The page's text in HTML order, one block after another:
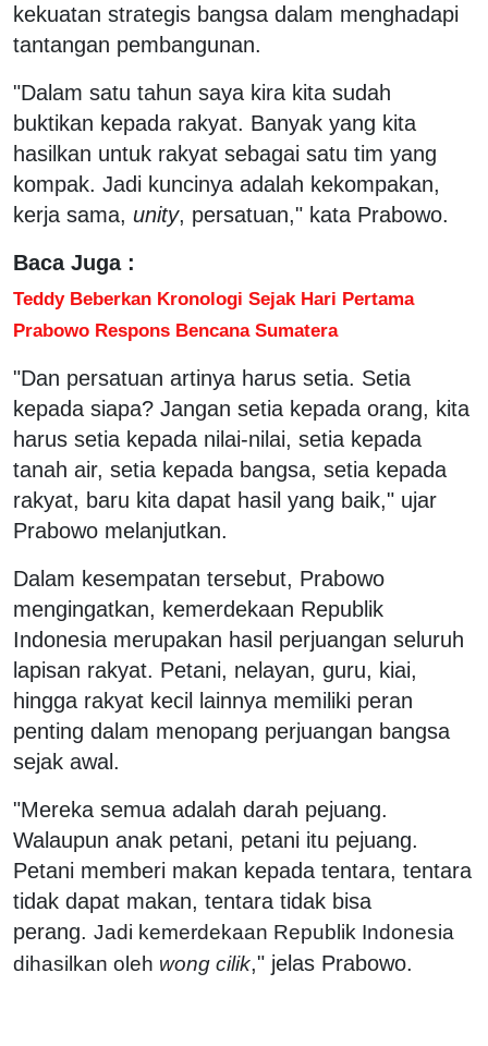
kekuatan strategis bangsa dalam menghadapi
tantangan pembangunan.
"Dalam satu tahun saya kira kita sudah
buktikan kepada rakyat. Banyak yang kita
hasilkan untuk rakyat sebagai satu tim yang
kompak. Jadi kuncinya adalah kekompakan,
kerja sama, unity, persatuan," kata Prabowo.
Baca Juga :
Teddy Beberkan Kronologi Sejak Hari Pertama
Prabowo Respons Bencana Sumatera
"Dan persatuan artinya harus setia. Setia
kepada siapa? Jangan setia kepada orang, kita
harus setia kepada nilai-nilai, setia kepada
tanah air, setia kepada bangsa, setia kepada
rakyat, baru kita dapat hasil yang baik," ujar
Prabowo melanjutkan.
Dalam kesempatan tersebut, Prabowo
mengingatkan, kemerdekaan Republik
Indonesia merupakan hasil perjuangan seluruh
lapisan rakyat. Petani, nelayan, guru, kiai,
hingga rakyat kecil lainnya memiliki peran
penting dalam menopang perjuangan bangsa
sejak awal.
"Mereka semua adalah darah pejuang.
Walaupun anak petani, petani itu pejuang.
Petani memberi makan kepada tentara, tentara
tidak dapat makan, tentara tidak bisa
perang. Jadi kemerdekaan Republik Indonesia
dihasilkan oleh wong cilik," jelas Prabowo.